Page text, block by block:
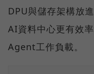
DPU與儲存架構放
AI資料中心更有效
Agent工作負載。